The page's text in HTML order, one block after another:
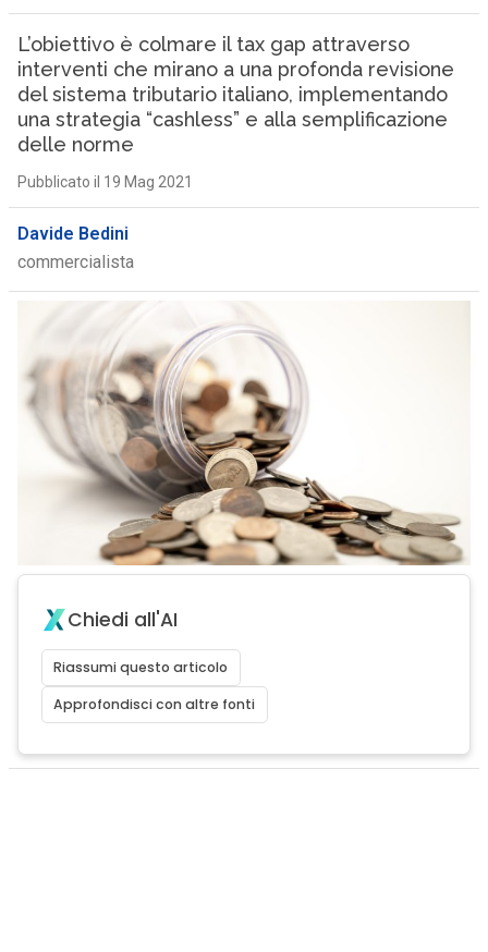
L’obiettivo è colmare il tax gap attraverso
interventi che mirano a una profonda revisione
del sistema tributario italiano, implementando
una strategia “cashless” e alla semplificazione
delle norme
Pubblicato il 19 Mag 2021
Davide Bedini
commercialista
Chiedi all'AI
Riassumi questo articolo
Approfondisci con altre fonti